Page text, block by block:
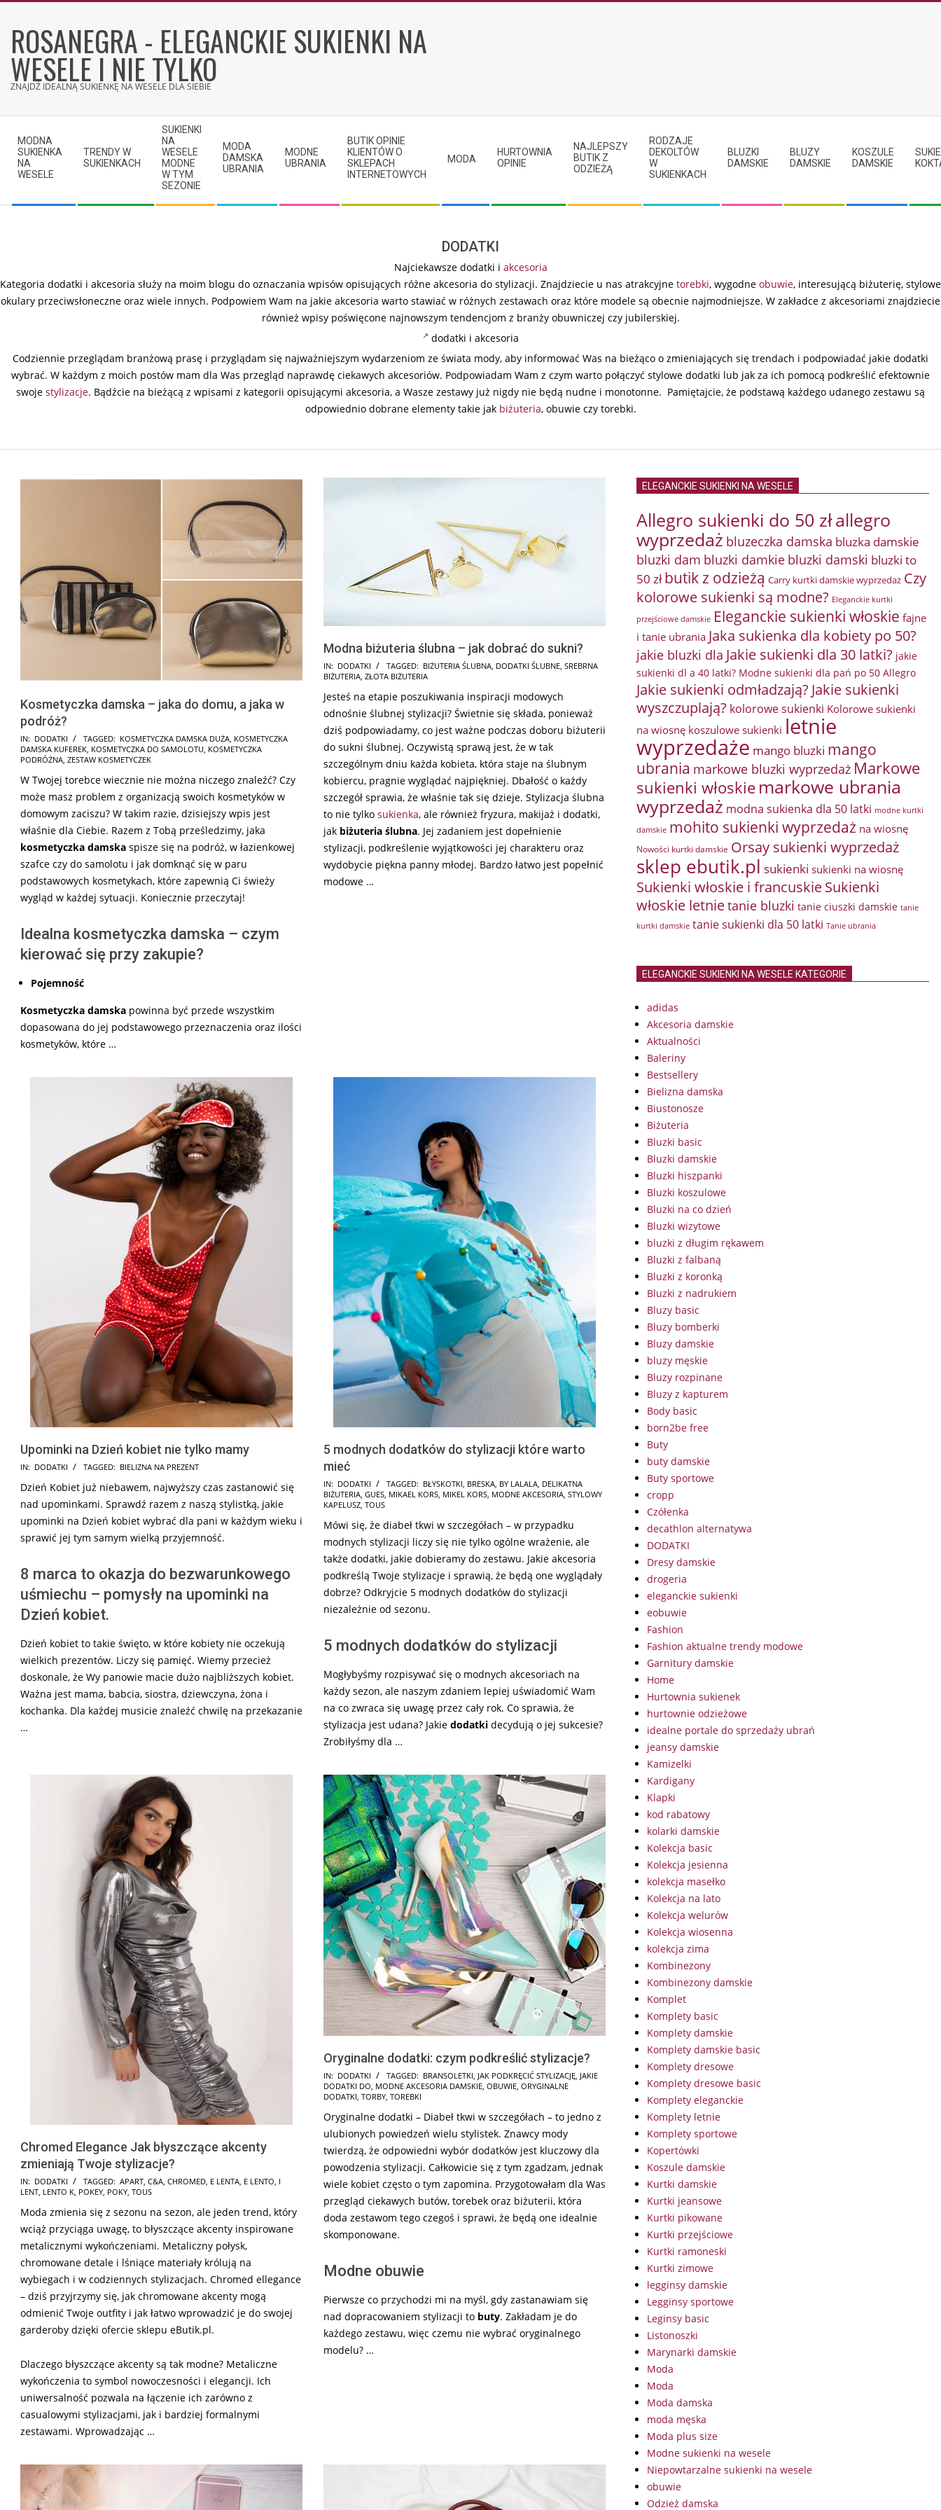
contentROSANEGRA - ELEGANCKIE SUKIENKI NA
WESELE I NIE TYLKO
ZNAJDŹ IDEALNĄ SUKIENKĘ NA WESELE DLA SIEBIE
Navigation
Menu
MODNA
SUKIENKA
NA
WESELE
TRENDY W
SUKIENKACH
SUKIENKI
NA
WESELE
MODNE
W TYM
SEZONIE
MODA
DAMSKA
UBRANIA
MODNE
UBRANIA
BUTIK OPINIE
KLIENTÓW O
SKLEPACH
INTERNETOWYCH
MODA
HURTOWNIA
OPINIE
NAJLEPSZY
BUTIK Z
ODZIEŻĄ
RODZAJE
DEKOLTÓW
W
SUKIENKACH
BLUZKI
DAMSKIE
BLUZY
DAMSKIE
KOSZULE
DAMSKIE
DODATKI
Najciekawsze dodatki i akcesoria
Kategoria dodatki i akcesoria służy na moim blogu do oznaczania wpisów opisujących różne akcesoria do stylizacji. Znajdziecie u nas atrakcyjne torebki, wygodne obuwie, interesującą biżuterię, stylowe
okulary przeciwsłoneczne oraz wiele innych. Podpowiem Wam na jakie akcesoria warto stawiać w różnych zestawach oraz które modele są obecnie najmodniejsze. W zakładce z akcesoriami znajdziecie
również wpisy poświęcone najnowszym tendencjom z branży obuwniczej czy jubilerskiej.
dodatki i akcesoria
Codziennie przeglądam branżową prasę i przyglądam się najważniejszym wydarzeniom ze świata mody, aby informować Was na bieżąco o zmieniających się trendach i podpowiadać jakie dodatki
wybrać. W każdym z moich postów mam dla Was przegląd naprawdę ciekawych akcesoriów. Podpowiadam Wam z czym warto połączyć stylowe dodatki lub jak za ich pomocą podkreślić efektownie
swoje stylizacje. Bądźcie na bieżącą z wpisami z kategorii opisującymi akcesoria, a Wasze zestawy już nigdy nie będą nudne i monotonne. Pamiętajcie, że podstawą każdego udanego zestawu są
odpowiednio dobrane elementy takie jak biżuteria, obuwie czy torebki.
Kosmetyczka damska – jaka do domu, a jaka w
podróż?
2025-
07-
IN: DODATKI TAGGED: KOSMETYCZKA DAMSKA DUŻA, KOSMETYCZKA
DAMSKA KUFEREK, KOSMETYCZKA DO SAMOLOTU, KOSMETYCZKA
PODRÓŻNA, ZESTAW KOSMETYCZEK
W Twojej torebce wiecznie nie można niczego znaleźć? Czy
może masz problem z organizacją swoich kosmetyków w
domowym zaciszu? W takim razie, dzisiejszy wpis jest
właśnie dla Ciebie. Razem z Tobą prześledzimy, jaka
kosmetyczka damska spisze się na podróż, w łazienkowej
szafce czy do samolotu i jak domknąć się w paru
podstawowych kosmetykach, które zapewnią Ci świeży
wygląd w każdej sytuacji. Koniecznie przeczytaj!
Idealna kosmetyczka damska – czym
kierować się przy zakupie?
Pojemność
Kosmetyczka damska powinna być przede wszystkim
dopasowana do jej podstawowego przeznaczenia oraz ilości
kosmetyków, które …
Modna biżuteria ślubna – jak dobrać do sukni?
2025-
07-
17
IN: DODATKI TAGGED: BIŻUTERIA ŚLUBNA, DODATKI ŚLUBNE, SREBRNA
BIŻUTERIA, ZŁOTA BIŻUTERIA
Jesteś na etapie poszukiwania inspiracji modowych
odnośnie ślubnej stylizacji? Świetnie się składa, ponieważ
dziś podpowiadamy, co jest ważne podczas doboru biżuterii
do sukni ślubnej. Oczywistą sprawą jest, że w tak
szczególnym dniu każda kobieta, która staje na ślubnym
kobiercu, pragnie wyglądać najpiękniej. Dbałość o każdy
szczegół sprawia, że właśnie tak się dzieje. Stylizacja ślubna
to nie tylko sukienka, ale również fryzura, makijaż i dodatki,
jak biżuteria ślubna. Jej zadaniem jest dopełnienie
stylizacji, podkreślenie wyjątkowości jej charakteru oraz
wydobycie piękna panny młodej. Bardzo łatwo jest popełnić
modowe …
Upominki na Dzień kobiet nie tylko mamy
2025-
02-
12
IN: DODATKI TAGGED: BIELIZNA NA PREZENT
Dzień Kobiet już niebawem, najwyższy czas zastanowić się
nad upominkami. Sprawdź razem z naszą stylistką, jakie
upominki na Dzień kobiet wybrać dla pani w każdym wieku i
sprawić jej tym samym wielką przyjemność.
8 marca to okazja do bezwarunkowego
uśmiechu – pomysły na upominki na
Dzień kobiet.
Dzień kobiet to takie święto, w które kobiety nie oczekują
wielkich prezentów. Liczy się pamięć. Wiemy przecież
doskonale, że Wy panowie macie dużo najbliższych kobiet.
Ważna jest mama, babcia, siostra, dziewczyna, żona i
kochanka. Dla każdej musicie znaleźć chwilę na przekazanie
…
5 modnych dodatków do stylizacji które warto
mieć
2025-
02-
IN: DODATKI TAGGED: BŁYSKOTKI, BRESKA, BY LALALA, DELIKATNA
BIŻUTERIA, GUES, MIKAEL KORS, MIKEL KORS, MODNE AKCESORIA, STYLOWY
KAPELUSZ, TOUS
Mówi się, że diabeł tkwi w szczegółach – w przypadku
modnych stylizacji liczy się nie tylko ogólne wrażenie, ale
także dodatki, jakie dobieramy do zestawu. Jakie akcesoria
podkreślą Twoje stylizacje i sprawią, że będą one wyglądały
dobrze? Odkryjcie 5 modnych dodatków do stylizacji
niezależnie od sezonu.
5 modnych dodatków do stylizacji
Mogłybyśmy rozpisywać się o modnych akcesoriach na
każdy sezon, ale naszym zdaniem lepiej uświadomić Wam
na co zwraca się uwagę przez cały rok. Co sprawia, że
stylizacja jest udana? Jakie dodatki decydują o jej sukcesie?
Zrobiłyśmy dla …
Chromed Elegance Jak błyszczące akcenty
zmieniają Twoje stylizacje?
2025-
01-
05
IN: DODATKI TAGGED: APART, C&A, CHROMED, E LENTA, E LENTO, I
LENT, LENTO K, POKEY, POKY, TOUS
Moda zmienia się z sezonu na sezon, ale jeden trend, który
wciąż przyciąga uwagę, to błyszczące akcenty inspirowane
metalicznymi wykończeniami. Metaliczny połysk,
chromowane detale i lśniące materiały królują na
wybiegach i w codziennych stylizacjach. Chromed ellegance
– dziś przyjrzymy się, jak chromowane akcenty mogą
odmienić Twoje outfity i jak łatwo wprowadzić je do swojej
garderoby dzięki ofercie sklepu eButik.pl.
Dlaczego błyszczące akcenty są tak modne? Metaliczne
wykończenia to symbol nowoczesności i elegancji. Ich
uniwersalność pozwala na łączenie ich zarówno z
casualowymi stylizacjami, jak i bardziej formalnymi
zestawami. Wprowadzając …
Oryginalne dodatki: czym podkreślić stylizacje?
2024-
10-
IN: DODATKI TAGGED: BRANSOLETKI, JAK PODKRĘCIĆ STYLIZACJĘ, JAKIE
DODATKI DO, MODNE AKCESORIA DAMSKIE, OBUWIE, ORYGINALNE
DODATKI, TORBY, TOREBKI
Oryginalne dodatki – Diabeł tkwi w szczegółach – to jedno z
ulubionych powiedzeń wielu stylistek. Znawcy mody
twierdzą, że odpowiedni wybór dodatków jest kluczowy dla
powodzenia stylizacji. Całkowicie się z tym zgadzam, jednak
wiele kobiet często o tym zapomina. Przygotowałam dla Was
przegląd ciekawych butów, torebek oraz biżuterii, która
doda zestawom tego czegoś i sprawi, że będą one idealnie
skomponowane.
Modne obuwie
Pierwsze co przychodzi mi na myśl, gdy zastanawiam się
nad dopracowaniem stylizacji to buty. Zakładam je do
każdego zestawu, więc czemu nie wybrać oryginalnego
modelu? …
ELEGANCKIE SUKIENKI NA WESELE
Allegro sukienki do 50 złallegro
wyprzedaż bluzeczka damska bluzka damskie
bluzki dam bluzki damkie bluzki damski bluzki to
50 zł butik z odzieżą Carry kurtki damskie wyprzedaż Czy
kolorowe sukienki są modne? Eleganckie kurtki
przejściowe damskie Eleganckie sukienki włoskie fajne
i tanie ubrania Jaka sukienka dla kobiety po 50?
jakie bluzki dla Jakie sukienki dla 30 latki? jakie
sukienki dl a 40 latki? Modne sukienki dla pań po 50 Allegro
Jakie sukienki odmładzają? Jakie sukienki
wyszczuplają? kolorowe sukienki Kolorowe sukienki
na wiosnę koszulowe sukienki letnie
wyprzedaże mango bluzki mango
ubrania markowe bluzki wyprzedaż Markowe
sukienki włoskie markowe ubrania
wyprzedaż modna sukienka dla 50 latki modne kurtki
damskie mohito sukienki wyprzedaż na wiosnę
Nowości kurtki damskie Orsay sukienki wyprzedaż
sklep ebutik.pl sukienki sukienki na wiosnę
Sukienki włoskie i francuskieSukienki
włoskie letnietanie bluzki tanie ciuszki damskie tanie
kurtki damskie tanie sukienki dla 50 latki Tanie ubrania
ELEGANCKIE SUKIENKI NA WESELE KATEGORIE
adidas
Akcesoria damskie
Aktualności
Baleriny
Bestsellery
Bielizna damska
Biustonosze
Biżuteria
Bluzki basic
Bluzki damskie
Bluzki hiszpanki
Bluzki koszulowe
Bluzki na co dzień
Bluzki wizytowe
bluzki z długim rękawem
Bluzki z falbaną
Bluzki z koronką
Bluzki z nadrukiem
Bluzy basic
Bluzy bomberki
Bluzy damskie
bluzy męskie
Bluzy rozpinane
Bluzy z kapturem
Body basic
born2be free
Buty
buty damskie
Buty sportowe
cropp
Czółenka
decathlon alternatywa
DODATKI
Dresy damskie
drogeria
eleganckie sukienki
eobuwie
Fashion
Fashion aktualne trendy modowe
Garnitury damskie
Home
Hurtownia sukienek
hurtownie odzieżowe
idealne portale do sprzedaży ubrań
jeansy damskie
Kamizelki
Kardigany
Klapki
kod rabatowy
kolarki damskie
Kolekcja basic
Kolekcja jesienna
kolekcja masełko
Kolekcja na lato
Kolekcja welurów
Kolekcja wiosenna
kolekcja zima
Kombinezony
Kombinezony damskie
Komplet
Komplety basic
Komplety damskie
Komplety damskie basic
Komplety dresowe
Komplety dresowe basic
Komplety eleganckie
Komplety letnie
Komplety sportowe
Kopertówki
Koszule damskie
Kurtki damskie
Kurtki jeansowe
Kurtki pikowane
Kurtki przejściowe
Kurtki ramoneski
Kurtki zimowe
legginsy damskie
Legginsy sportowe
Leginsy basic
Listonoszki
Marynarki damskie
Moda
Moda
Moda damska
moda męska
Moda plus size
Modne sukienki na wesele
Niepowtarzalne sukienki na wesele
obuwie
Odzież damska